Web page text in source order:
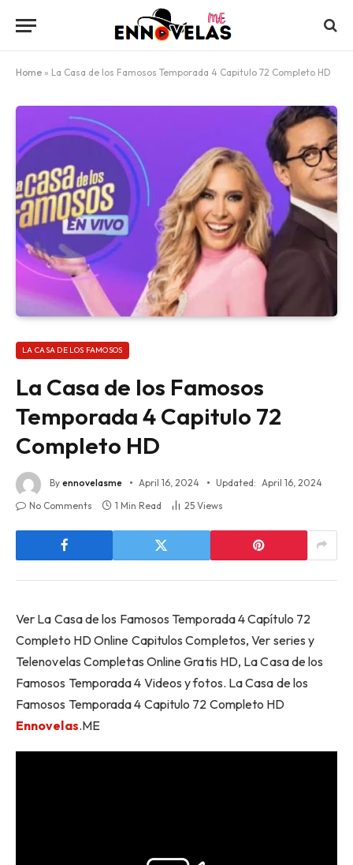
Home » La Casa de los Famosos Temporada 4 Capitulo 72 Completo HD
LA CASA DE LOS FAMOSOS
La Casa de los Famosos
Temporada 4 Capitulo 72
Completo HD
By ennovelasme April 16, 2024 Updated: April 16, 2024
No Comments
1 Min Read 25 Views
Ver La Casa de los Famosos Temporada 4 Capítulo 72
Completo HD Online Capitulos Completos, Ver series y
Telenovelas Completas Online Gratis HD, La Casa de los
Famosos Temporada 4 Videos y fotos. La Casa de los
Famosos Temporada 4 Capitulo 72 Completo HD
Ennovelas.ME